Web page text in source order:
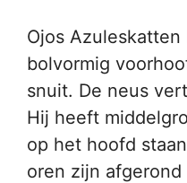
Ojos
bolvormig
snuit. De neus
Hij heeft
op het hoofd
oren zijn